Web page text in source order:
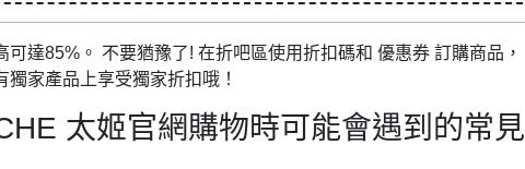
達85%。 不要猶豫了! 在折吧區使用折扣碼和 優惠券 訂購商品，
家產品上享受獨家折扣哦！
太姬官網購物時可能會遇到的常見